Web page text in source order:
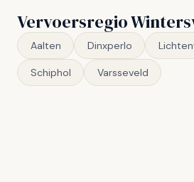
Vervoersregio
Aalten Dinxperlo
Schiphol Varsseveld